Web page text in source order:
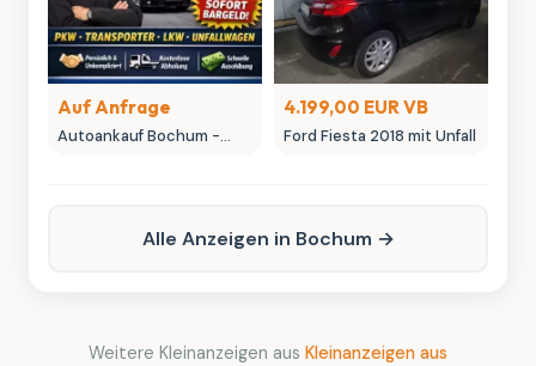
Auf Anfrage
Autoankauf Bochum -
4.199,00 EUR VB
Ford Fiesta 2018 mit Unfall
Alle Anzeigen in Bochum →
Weitere Kleinanzeigen aus Kleinanzeigen aus